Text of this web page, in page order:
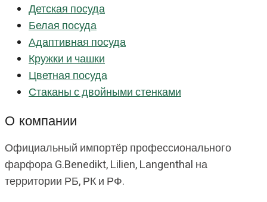
Детская посуда
Белая посуда
Адаптивная посуда
Кружки и чашки
Цветная посуда
Стаканы с двойными стенками
О компании
Официальный импортёр профессионального
фарфора G.Benedikt, Lilien, Langenthal на
территории РБ, РК и РФ.